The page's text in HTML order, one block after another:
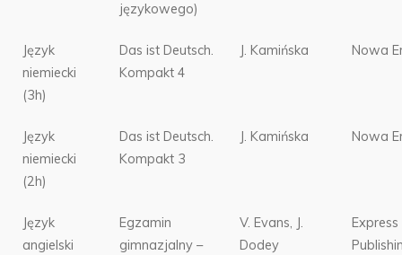
językowego)
Język
niemiecki
(3h)
Das ist Deutsch.
Kompakt 4
J. Kamińska Nowa
Język
niemiecki
(2h)
Das ist Deutsch.
Kompakt 3
J. Kamińska Nowa
Język
angielski
Egzamin
gimnazjalny –
V. Evans, J.
Dodey
Express